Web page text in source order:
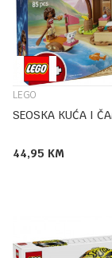
LEGO
SEOSKA KUĆA I
44,95 KM